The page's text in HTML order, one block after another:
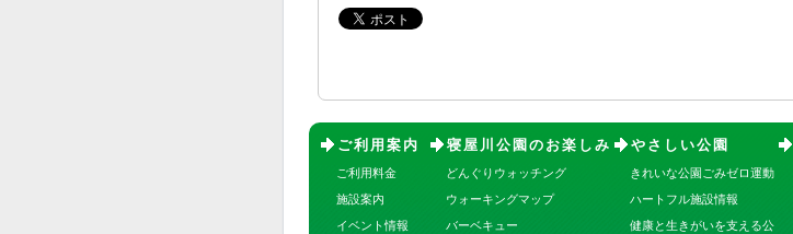
ご利用案内
ご利用料金
施設案内
イベント情報
寝屋川公園のお楽しみ
どんぐりウォッチング
ウォーキングマップ
バーベキュー
やさしい公園
きれいな公園ごみゼロ運動
ハートフル施設情報
健康と生きがいを支える公